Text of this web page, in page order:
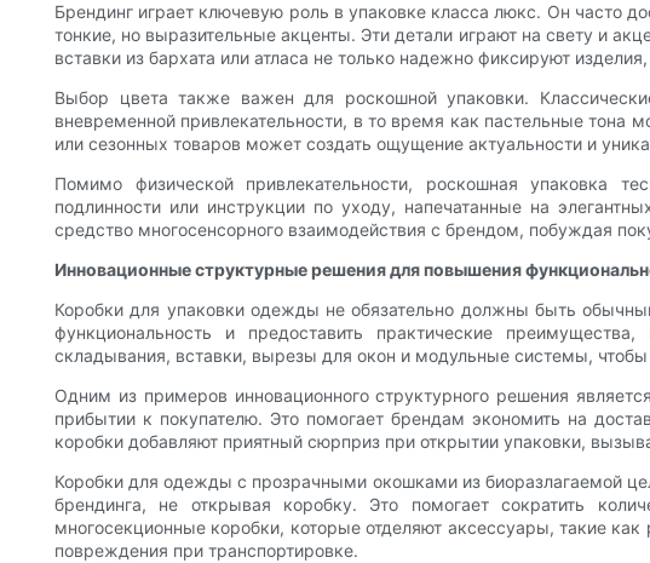
Брендинг играет ключевую роль в упаковке класса люкс. Он часто
тонкие, но выразительные акценты. Эти детали играют на свету и
вставки из бархата или атласа не только надежно фиксируют
Выбор цвета также важен для роскошной упаковки.
вневременной привлекательности, в то время как пастельные тона
или сезонных товаров может создать ощущение актуальности и
Помимо физической привлекательности, роскошная упаковка
подлинности или инструкции по уходу, напечатанные на
средство многосенсорного взаимодействия с брендом, побуждая
Инновационные структурные решения для повышения
Коробки для упаковки одежды не обязательно должны быть
функциональность и предоставить практические
складывания, вставки, вырезы для окон и модульные системы,
Одним из примеров инновационного структурного решения
прибытии к покупателю. Это помогает брендам экономить на
коробки добавляют приятный сюрприз при открытии упаковки,
Коробки для одежды с прозрачными окошками из биоразлагаемой
брендинга, не открывая коробку. Это помогает сократить
многосекционные коробки, которые отделяют аксессуары, такие
повреждения при транспортировке.